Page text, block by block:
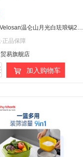
1月内购.Velosan温仑山月光白珐琅锅22cm 下单请备注颜色：白色/绿色/粉色/紫色，无备注发货白色偏远地区:(含新疆、西藏、内蒙古、宁夏、海南、青海)不发货
正品保障
易旗舰店
加入购物车